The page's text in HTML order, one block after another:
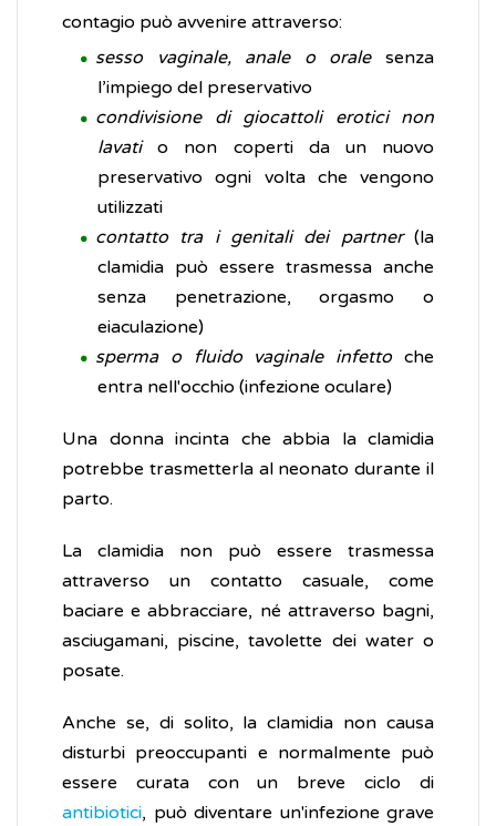
contagio può avvenire attraverso:
sesso vaginale, anale o oralesenza
l’impiego del preservativo
condivisione di giocattoli erotici non
lavatio non coperti da un nuovo
preservativo ogni volta che vengono
utilizzati
contatto tra i genitali dei partner(la
clamidia può essere trasmessa anche
senza penetrazione, orgasmo o
eiaculazione)
sperma o fluido vaginale infettoche
entra nell'occhio (infezione oculare)
Una donna incinta che abbia la clamidia
potrebbe trasmetterla al neonato durante il
parto.
La clamidia non può essere trasmessa
attraverso un contatto casuale, come
baciare e abbracciare, né attraverso bagni,
asciugamani, piscine, tavolette dei water o
posate.
Anche se, di solito, la clamidia non causa
disturbi preoccupanti e normalmente può
essere curata con un breve ciclo di
antibiotici, può diventare un'infezione grave